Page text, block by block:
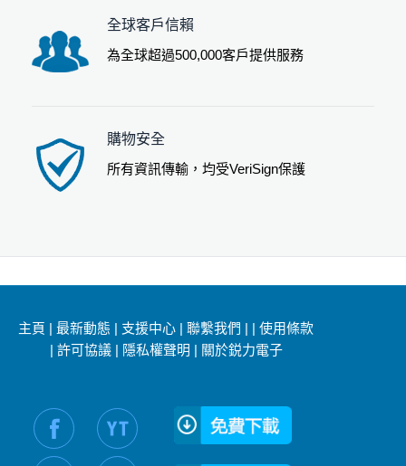
全球客戶信賴
為全球超過500,000客戶提供服務
購物安全
所有資訊傳輸，均受VeriSign保護
主頁 |最新動態 | 支援中心 |聯繫我們 | |使用條款
| 許可協議| 隱私權聲明 | 關於鋭力電子
社交媒體信息：